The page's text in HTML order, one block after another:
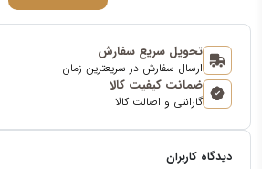
تحویل سریع سفارش
ارسال سفارش در سریعترین زمان
ضمانت کیفیت کالا
گارانتی و اصالت کالا
دیدگاه کاربران